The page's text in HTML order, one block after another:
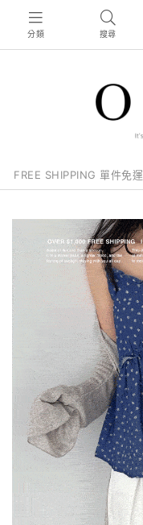
分類 搜尋
FREE SHIPPING 單件免運